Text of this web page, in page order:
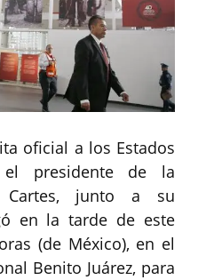
oficial a los Estados
el presidente de la
Cartes, junto a su
en la tarde de este
(de México), en el
Benito Juárez, para